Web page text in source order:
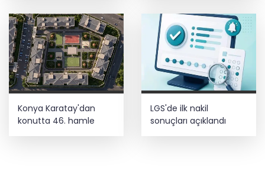
Konya Karatay'dan
konutta 46. hamle
LGS'de ilk nakil
sonuçları açıklandı